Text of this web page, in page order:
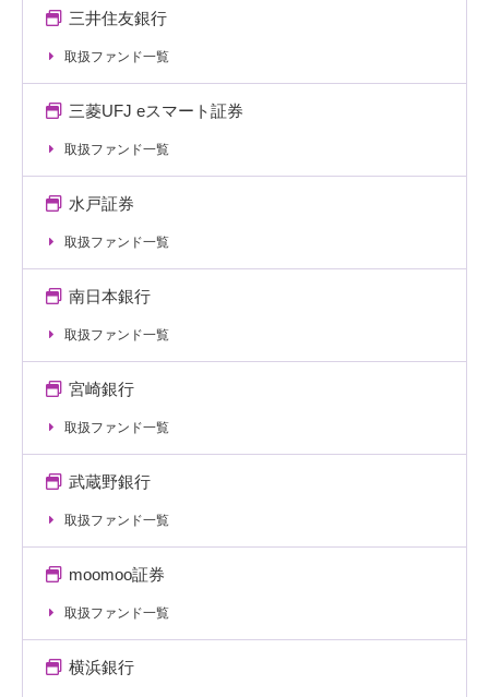
三井住友銀行
取扱ファンド一覧
三菱UFJ eスマート証券
取扱ファンド一覧
水戸証券
取扱ファンド一覧
南日本銀行
取扱ファンド一覧
宮崎銀行
取扱ファンド一覧
武蔵野銀行
取扱ファンド一覧
moomoo証券
取扱ファンド一覧
横浜銀行